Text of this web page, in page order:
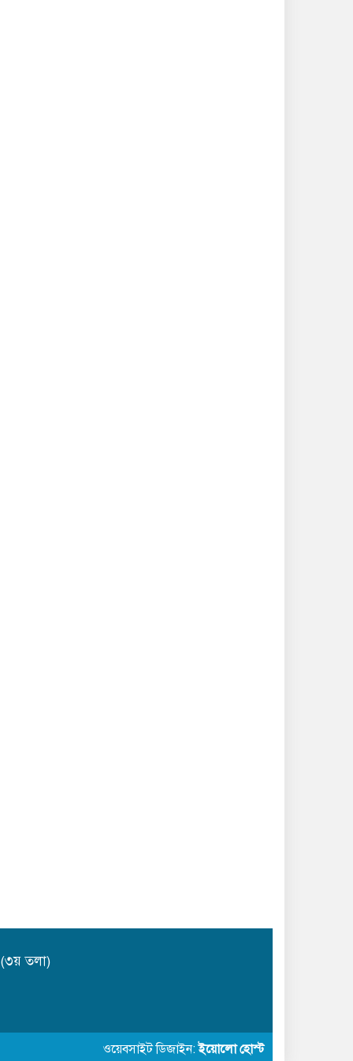
তলা)
ওয়েবসাইট ডিজাইন:ইয়োলো হোস্ট